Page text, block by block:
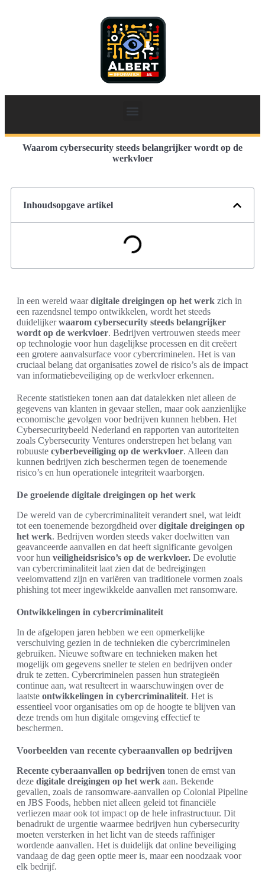
Waarom cybersecurity steeds belangrijker wordt op de
werkvloer
Inhoudsopgave artikel
In een wereld waardigitale dreigingen op het werk zich in
een razendsnel tempo ontwikkelen, wordt het steeds
duidelijkerwaarom cybersecurity steeds belangrijker
wordt op de werkvloer. Bedrijven vertrouwen steeds meer
op technologie voor hun dagelijkse processen en dit creëert
een grotere aanvalsurface voor cybercriminelen. Het is van
cruciaal belang dat organisaties zowel de risico’s als de impact
van informatiebeveiliging op de werkvloer erkennen.
Recente statistieken tonen aan dat datalekken niet alleen de
gegevens van klanten in gevaar stellen, maar ook aanzienlijke
economische gevolgen voor bedrijven kunnen hebben. Het
Cybersecuritybeeld Nederland en rapporten van autoriteiten
zoals Cybersecurity Ventures onderstrepen het belang van
robuuste cyberbeveiliging op de werkvloer. Alleen dan
kunnen bedrijven zich beschermen tegen de toenemende
risico’s en hun operationele integriteit waarborgen.
De groeiende digitale dreigingen op het werk
De wereld van de cybercriminaliteit verandert snel, wat leidt
tot een toenemende bezorgdheid overdigitale dreigingen op
het werk. Bedrijven worden steeds vaker doelwitten van
geavanceerde aanvallen en dat heeft significante gevolgen
voor hun veiligheidsrisico’s op de werkvloer. De evolutie
van cybercriminaliteit laat zien dat de bedreigingen
veelomvattend zijn en variëren van traditionele vormen zoals
phishing tot meer ingewikkelde aanvallen met ransomware.
Ontwikkelingen in cybercriminaliteit
In de afgelopen jaren hebben we een opmerkelijke
verschuiving gezien in de technieken die cybercriminelen
gebruiken. Nieuwe software en technieken maken het
mogelijk om gegevens sneller te stelen en bedrijven onder
druk te zetten. Cybercriminelen passen hun strategieën
continue aan, wat resulteert in waarschuwingen over de
laatste ontwikkelingen in cybercriminaliteit. Het is
essentieel voor organisaties om op de hoogte te blijven van
deze trends om hun digitale omgeving effectief te
beschermen.
Voorbeelden van recente cyberaanvallen op bedrijven
Recente cyberaanvallen op bedrijven tonen de ernst van
deze digitale dreigingen op het werk aan. Bekende
gevallen, zoals de ransomware-aanvallen op Colonial Pipeline
en JBS Foods, hebben niet alleen geleid tot financiële
verliezen maar ook tot impact op de hele infrastructuur. Dit
benadrukt de urgentie waarmee bedrijven hun cybersecurity
moeten versterken in het licht van de steeds raffiniger
wordende aanvallen. Het is duidelijk dat online beveiliging
vandaag de dag geen optie meer is, maar een noodzaak voor
elk bedrijf.